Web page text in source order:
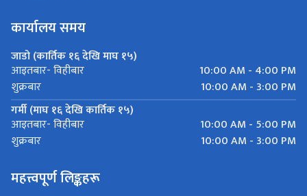
कार्यालय समय
जाडो (कार्तिक १६ देखि माघ १५)
आइतबार- विहीबार
10:00 AM - 4:00 PM
शुक्रबार
10:00 AM - 3:00 PM
गर्मी (माघ १६ देखि कार्तिक १५)
आइतबार- विहीबार
10:00 AM - 5:00 PM
शुक्रबार
10:00 AM - 3:00 PM
महत्त्वपूर्ण लिङ्कहरू